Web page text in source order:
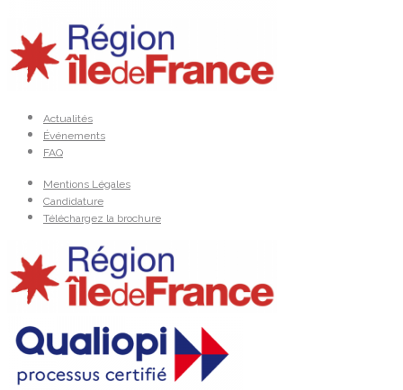
Actualités
Événements
FAQ
Mentions Légales
Candidature
Téléchargez la brochure